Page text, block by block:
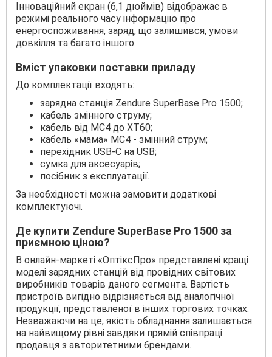
Інноваційний екран (6,1 дюймів) відображає в
режимі реального часу інформацію про
енергоспоживання, заряд, що залишився, умови
довкілля та багато іншого.
Вміст упаковки поставки приладу
До комплектації входять:
зарядна станція Zendure SuperBase Pro 1500;
кабель змінного струму;
кабель від MC4 до XT60;
кабель «мама» MC4 - змінний струм;
перехідник USB-C на USB;
сумка для аксесуарів;
посібник з експлуатації.
За необхідності можна замовити додаткові
комплектуючі.
Де купити Zendure SuperBase Pro 1500 за
приємною ціною?
В онлайн-маркеті «ОптіксПро» представлені кращі
моделі зарядних станцій від провідних світових
виробників товарів даного сегмента. Вартість
пристроїв вигідно відрізняється від аналогічної
продукції, представленої в інших торгових точках.
Незважаючи на це, якість обладнання залишається
на найвищому рівні завдяки прямій співпраці
продавця з авторитетними брендами.